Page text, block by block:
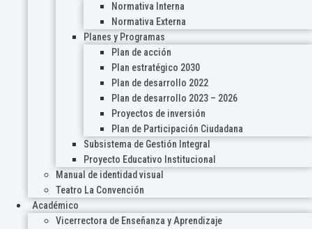
Normativa Interna
Normativa Externa
Planes y Programas
Plan de acción
Plan estratégico 2030
Plan de desarrollo 2022
Plan de desarrollo 2023 – 2026
Proyectos de inversión
Plan de Participación Ciudadana
Subsistema de Gestión Integral
Proyecto Educativo Institucional
Manual de identidad visual
Teatro La Convención
Académico
Vicerrectora de Enseñanza y Aprendizaje